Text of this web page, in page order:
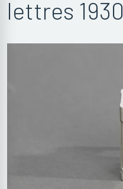
lettres 1930